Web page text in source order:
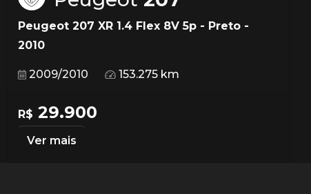
Peugeot 207 XR 1.4 Flex 8V 5p - Preto -
2010
2009/2010 153.275 km
R$ 29.900
Ver mais